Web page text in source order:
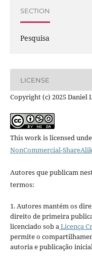
SECTION
Pesquisa
LICENSE
Copyright (c) 2025 Daniel
This work is licensed
NonCommercial-
Autores que publicam
termos:
1. Autores mantém os
direito de primeira
licenciado sob aLicença
permite o
autoria e publicação